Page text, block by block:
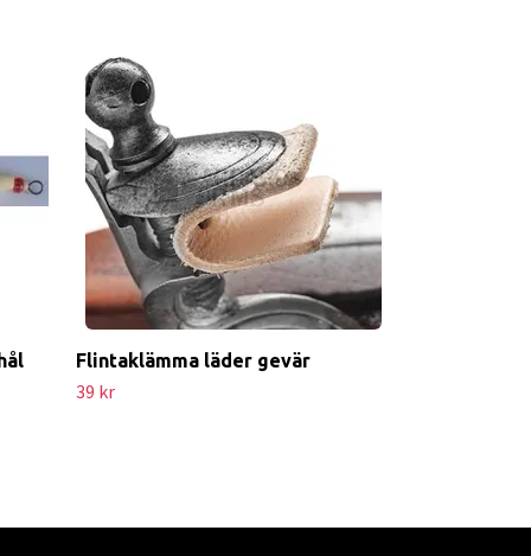
Flintaklämma läder gevär
39 kr